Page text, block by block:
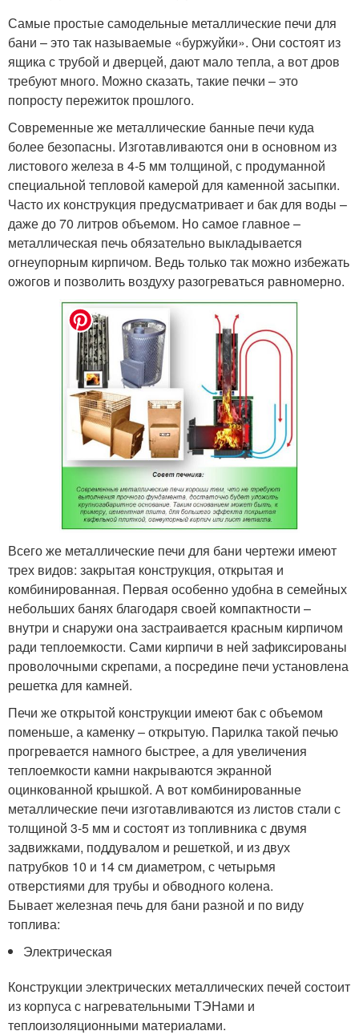
Самые простые самодельные металлические печи для
бани – это так называемые «буржуйки». Они состоят из
ящика с трубой и дверцей, дают мало тепла, а вот дров
требуют много. Можно сказать, такие печки – это
попросту пережиток прошлого.
Современные же металлические банные печи куда
более безопасны. Изготавливаются они в основном из
листового железа в 4-5 мм толщиной, с продуманной
специальной тепловой камерой для каменной засыпки.
Часто их конструкция предусматривает и бак для воды –
даже до 70 литров объемом. Но самое главное –
металлическая печь обязательно выкладывается
огнеупорным кирпичом. Ведь только так можно избежать
ожогов и позволить воздуху разогреваться равномерно.
Всего же металлические печи для бани чертежи имеют
трех видов: закрытая конструкция, открытая и
комбинированная. Первая особенно удобна в семейных
небольших банях благодаря своей компактности –
внутри и снаружи она застраивается красным кирпичом
ради теплоемкости. Сами кирпичи в ней зафиксированы
проволочными скрепами, а посредине печи установлена
решетка для камней.
Печи же открытой конструкции имеют бак с объемом
поменьше, а каменку – открытую. Парилка такой печью
прогревается намного быстрее, а для увеличения
теплоемкости камни накрываются экранной
оцинкованной крышкой. А вот комбинированные
металлические печи изготавливаются из листов стали с
толщиной 3-5 мм и состоят из топливника с двумя
задвижками, поддувалом и решеткой, и из двух
патрубков 10 и 14 см диаметром, с четырьмя
отверстиями для трубы и обводного колена.
Бывает железная печь для бани разной и по виду
топлива:
Электрическая
Конструкции электрических металлических печей состоит
из корпуса с нагревательными ТЭНами и
теплоизоляционными материалами.